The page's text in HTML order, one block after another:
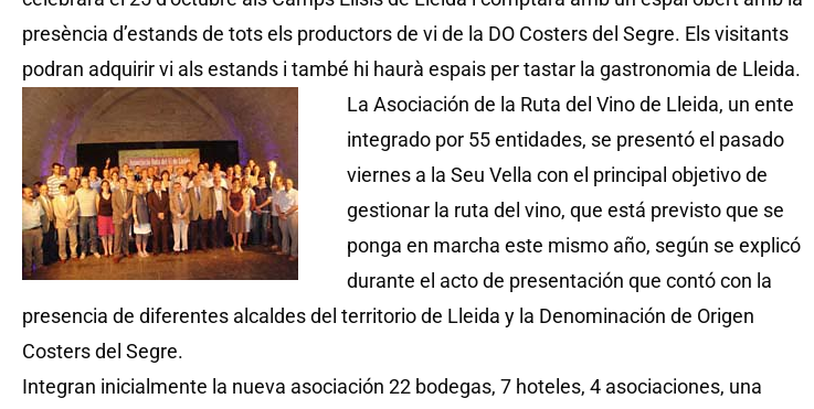
presència d’estands de tots els productors de vi de la DO Costers del Segre. Els visitants
podran adquirir vi als estands i també hi haurà espais per tastar la gastronomia de Lleida.
La Asociación de la Ruta del Vino de Lleida, un ente
integrado por 55 entidades, se presentó el pasado
viernes a la Seu Vella con el principal objetivo de
gestionar la ruta del vino, que está previsto que se
ponga en marcha este mismo año, según se explicó
durante el acto de presentación que contó con la
presencia de diferentes alcaldes del territorio de Lleida y la Denominación de Origen
Costers del Segre.
Integran inicialmente la nueva asociación 22 bodegas, 7 hoteles, 4 asociaciones, una